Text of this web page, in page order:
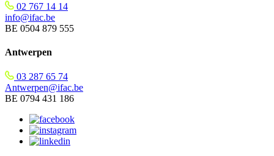
02 767 14 14
info@ifac.be
BE 0504 879 555
Antwerpen
03 287 65 74
Antwerpen@ifac.be
BE 0794 431 186